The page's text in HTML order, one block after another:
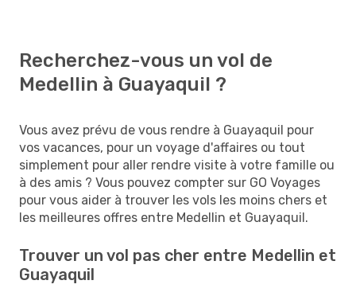
Recherchez-vous un vol de
Medellin à Guayaquil ?
Vous avez prévu de vous rendre à Guayaquil pour
vos vacances, pour un voyage d'affaires ou tout
simplement pour aller rendre visite à votre famille ou
à des amis ? Vous pouvez compter sur GO Voyages
pour vous aider à trouver les vols les moins chers et
les meilleures offres entre Medellin et Guayaquil.
Trouver un vol pas cher entre Medellin et
Guayaquil